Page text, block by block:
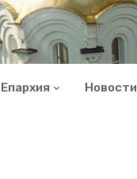
Епархия Новости